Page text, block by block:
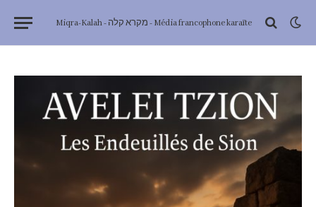
Miqra-Kalah - מקרא קלה - Média francophone karaïte